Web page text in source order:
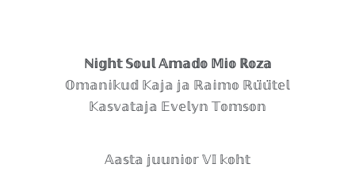
ℕ𝕚𝕘𝕙𝕥 𝕊𝕠𝕦𝕝 𝔸𝕞𝕒𝕕𝕠 𝕄𝕚𝕠 ℝ𝕠𝕫𝕒
𝕆𝕞𝕒𝕟𝕚𝕜𝕦𝕕 𝕂𝕒𝕛𝕒 𝕛𝕒 ℝ𝕒𝕚𝕞𝕠 ℝ𝕦̈𝕦̈𝕥𝕖𝕝
𝕂𝕒𝕤𝕧𝕒𝕥𝕒𝕛𝕒 𝔼𝕧𝕖𝕝𝕪𝕟 𝕋𝕠𝕞𝕤𝕠𝕟
𝔸𝕒𝕤𝕥𝕒 𝕛𝕦𝕦𝕟𝕚𝕠𝕣 𝕍𝕀 𝕜𝕠𝕙𝕥